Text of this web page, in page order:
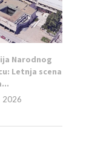
Narodnog
Letnja scena
2026